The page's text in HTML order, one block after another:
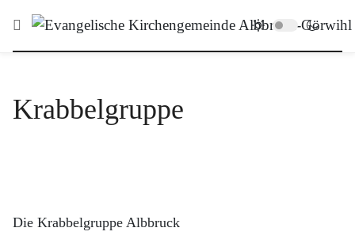
Krabbelgruppe
Die Krabbelgruppe Albbruck